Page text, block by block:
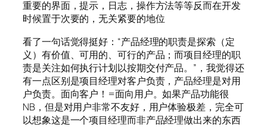
重要的界面，提示，日志，操作方法等等反而在开发
时候置于次要的，无关紧要的地位
看了一句话觉得挺好：“产品经理的职责是探索（定
义）有价值、可用的、可行的产品；而项目经理的职
责是关注如何执行计划以按期交付产品。”，我觉得还
有一点区别是项目经理对客户负责，产品经理是对用
户负责。面向客户！=面向用户。如果产品功能很
NB，但是对用户非常不友好，用户体验极差，完全可
以想象这是一个项目经理而非产品经理做出来的东西